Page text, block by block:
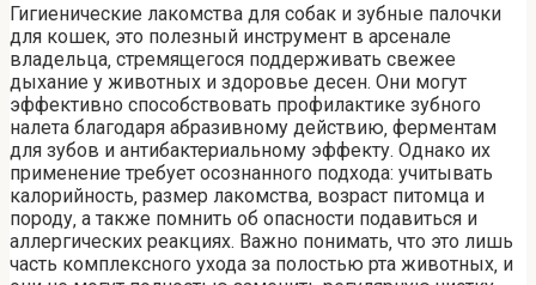
Гигиенические лакомства для собак и зубные палочки
для кошек, это полезный инструмент в арсенале
владельца‚ стремящегося поддерживать свежее
дыхание у животных и здоровье десен. Они могут
эффективно способствовать профилактике зубного
налета благодаря абразивному действию‚ ферментам
для зубов и антибактериальному эффекту. Однако их
применение требует осознанного подхода: учитывать
калорийность‚ размер лакомства‚ возраст питомца и
породу‚ а также помнить об опасности подавиться и
аллергических реакциях. Важно понимать‚ что это лишь
часть комплексного ухода за полостью рта животных‚ и